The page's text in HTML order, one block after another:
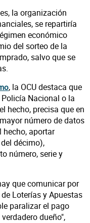
la organización
se repartiría
económico
del sorteo de la
salvo que se
, la OCU destaca que
Nacional o la
hecho, precisa que en
número de datos
aportar
décimo),
número, serie y
que comunicar por
Loterías y Apuestas
paralizar el pago
dueño",